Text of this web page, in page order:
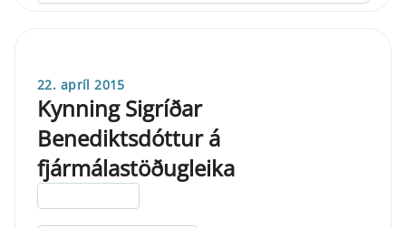
22. apríl 2015
Kynning Sigríðar
Benediktsdóttur á
fjármálastöðugleika